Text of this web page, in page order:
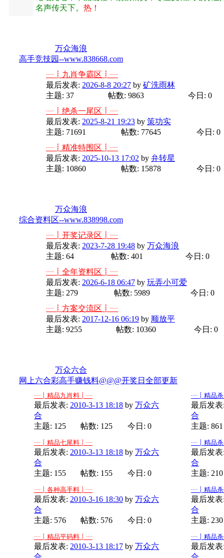
名声传天下。 热！
万众海浪
高手竞技园--www.838668.com
┈┋九肖争霸区┋┈
最后发表: 2026-8-8 20:27 by 矿洗雨林
主题: 37
帖数: 9863
今日: 0
┈┋绝杀一尾区┋┈
最后发表: 2025-8-21 19:23 by 策功实
主题: 71691
帖数: 77645
今日: 0
┈┋精准特围区┋┈
最后发表: 2025-10-13 17:02 by 弁转星
主题: 10860
帖数: 15878 今日: 0
万众海浪
综合资料区--www.838998.com
┈┋开奖记录区┋┈
最后发表: 2023-7-28 19:48 by 万众海浪
主题: 64
帖数: 401
今日: 0
┈┋全年资料区┋┈
最后发表: 2026-6-18 06:47 by 玩弄小可爱
主题: 279
帖数: 5989
今日: 0
┈┋方案交流区┋┈
最后发表: 2017-12-16 06:19 by 顺放平
主题: 9255
帖数: 10360 今日: 0
万众六合
网上六合彩高手赚钱料@@@开奖日全部更新
┈┋精品九肖料┋┈
最后发表: 2010-3-13 18:18 by 万众六
合
主题: 125
帖数: 125 今日: 0
┈┋精品
最后发
合
主题: 861
┈┋精品七尾料┋┈
最后发表: 2010-3-13 18:18 by 万众六
合
主题: 155
帖数: 155 今日: 0
┈┋精品
最后发
合
主题: 210
┈┋各种高手料┋┈
最后发表: 2010-3-16 18:30 by 万众六
合
主题: 576
帖数: 576 今日: 0
┈┋精品
最后发
合
主题: 230
┈┋精品平码料┋┈
最后发表: 2010-3-13 18:17 by 万众六
┈┋精品
最后发